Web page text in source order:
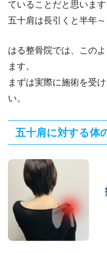
ていることだと思います
五十肩は長引くと半年
はる整骨院では、この
ます。
まずは実際に施術を受
い。
五十肩に対する体